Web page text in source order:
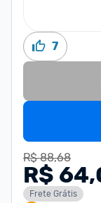
7
R$ 88,68
R$
Frete Grátis